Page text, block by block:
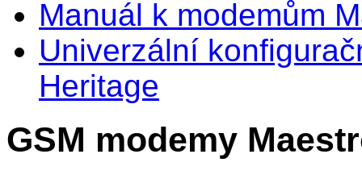
Manuál k modemům
Univerzální
Heritage
GSM modemy